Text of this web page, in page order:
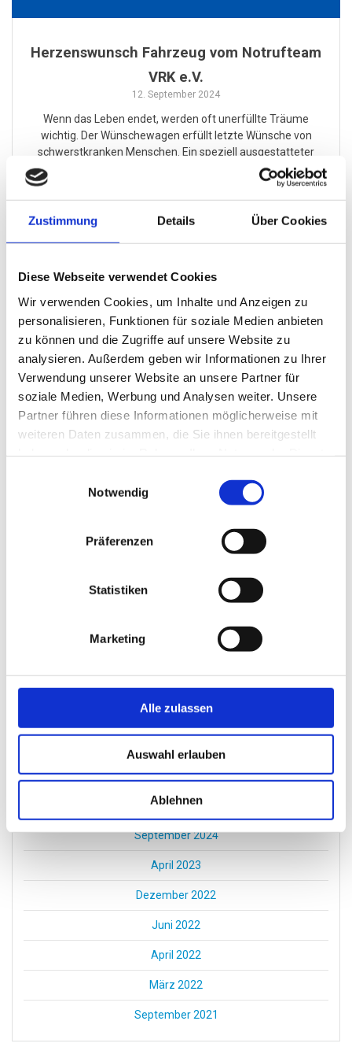
Zustimmung Details Über Cookies
Diese Webseite verwendet Cookies
Wir verwenden Cookies, um Inhalte und Anzeigen zu
personalisieren, Funktionen für soziale Medien anbieten
zu können und die Zugriffe auf unsere Website zu
analysieren. Außerdem geben wir Informationen zu Ihrer
Verwendung unserer Website an unsere Partner für
soziale Medien, Werbung und Analysen weiter. Unsere
Partner führen diese Informationen möglicherweise mit
weiteren Daten zusammen, die Sie ihnen bereitgestellt
Notwendig
Präferenzen
Statistiken
Marketing
Alle zulassen
Auswahl erlauben
Ablehnen
Herzenswunsch Fahrzeug vom Notrufteam
VRK e.V.
12. September 2024
Wenn das Leben endet, werden oft unerfüllte Träume
wichtig. Der Wünschewagen erfüllt letzte Wünsche von
schwerstkranken Menschen. Ein speziell ausgestatteter
Krankentransport sorgt für Sicherheit und Komfort.
for:
NEUESTE BEITRÄGE
Kommunionkinder aus Oberhausen-Rheinhausen spenden
575€ an das Herzenswunsch-Fahrzeug
Mit Herz helfen – Gemeinsam Leben bewegen!
Spendenübergabe durch die SMV
Letzte Fahrt wird ermöglicht/
ARCHIV
Juli 2026
Februar 2025
Januar 2025
September 2024
April 2023
Dezember 2022
Juni 2022
April 2022
März 2022
September 2021